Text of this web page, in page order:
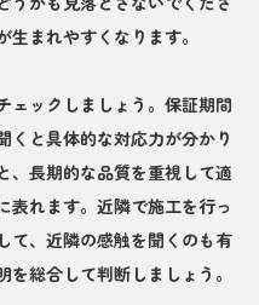
まれやすくなります。
ェックしましょう。保証期間
くと具体的な対応力が分かり
、長期的な品質を重視して適
表れます。近隣で施工を行っ
て、近隣の感触を聞くのも有
総合して判断しましょう。